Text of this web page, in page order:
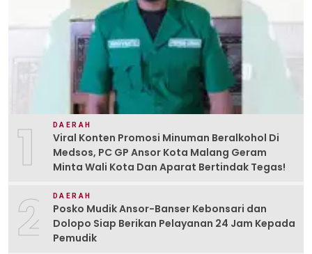
1 DAERAH
Viral Konten Promosi Minuman Beralkohol Di
Medsos, PC GP Ansor Kota Malang Geram
Minta Wali Kota Dan Aparat Bertindak Tegas!
2 DAERAH
Posko Mudik Ansor-Banser Kebonsari dan
Dolopo Siap Berikan Pelayanan 24 Jam Kepada
Pemudik